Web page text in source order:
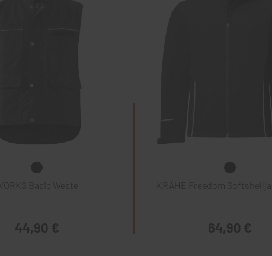
WORKS Basic Weste
44,90 €
KRÄHE Freedom
64,90 €